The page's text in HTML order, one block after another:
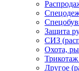
Защита
СИЗ
Охота,
Другое